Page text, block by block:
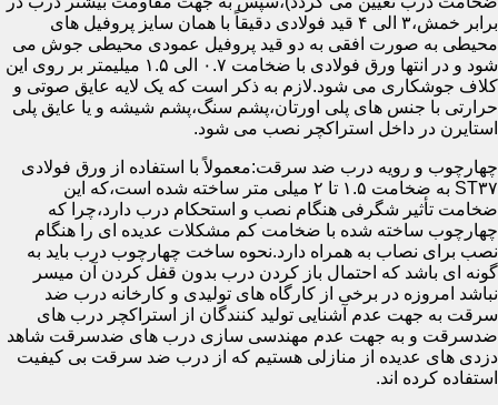
برابر خمش،۳ الی ۴ قید فولادی دقیقاً با همان سایز پروفیل های
محیطی به صورت افقی به دو قید پروفیل عمودی محیطی جوش می
شود و در انتها ورق فولادی با ضخامت ۰.۷ الی ۱.۵ میلیمتر بر روی این
کلاف جوشکاری می شود.لازم به ذکر است که یک لایه عایق صوتی و
حرارتی با جنس های پلی اورتان،پشم سنگ،پشم شیشه و یا عایق پلی
استایرن در داخل استراکچر نصب می شود.
چهارچوب و رویه درب ضد سرقت:معمولاً با استفاده از ورق فولادی
ST۳۷ به ضخامت ۱.۵ تا ۲ میلی متر ساخته شده است،که این
ضخامت تأثیر شگرفی هنگام نصب و استحکام درب دارد،چرا که
چهارچوب ساخته شده با ضخامت کم مشکلات عدیده ای را هنگام
نصب برای نصاب به همراه دارد.نحوه ساخت چهارچوب درب باید به
گونه ای باشد که احتمال باز کردن درب بدون قفل کردن آن میسر
نباشد امروزه در برخی از کارگاه های تولیدی و کارخانه درب ضد
سرقت به جهت عدم آشنایی تولید کنندگان از استراکچر درب های
ضدسرقت و به جهت عدم مهندسی سازی درب های ضدسرقت شاهد
دزدی های عدیده از منازلی هستیم که از درب ضد سرقت بی کیفیت
استفاده کرده اند.